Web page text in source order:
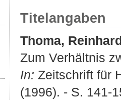
Titelangaben
Thoma,
Zum Verhältnis
In: Zeitschrift für
(1996). - S. 141-